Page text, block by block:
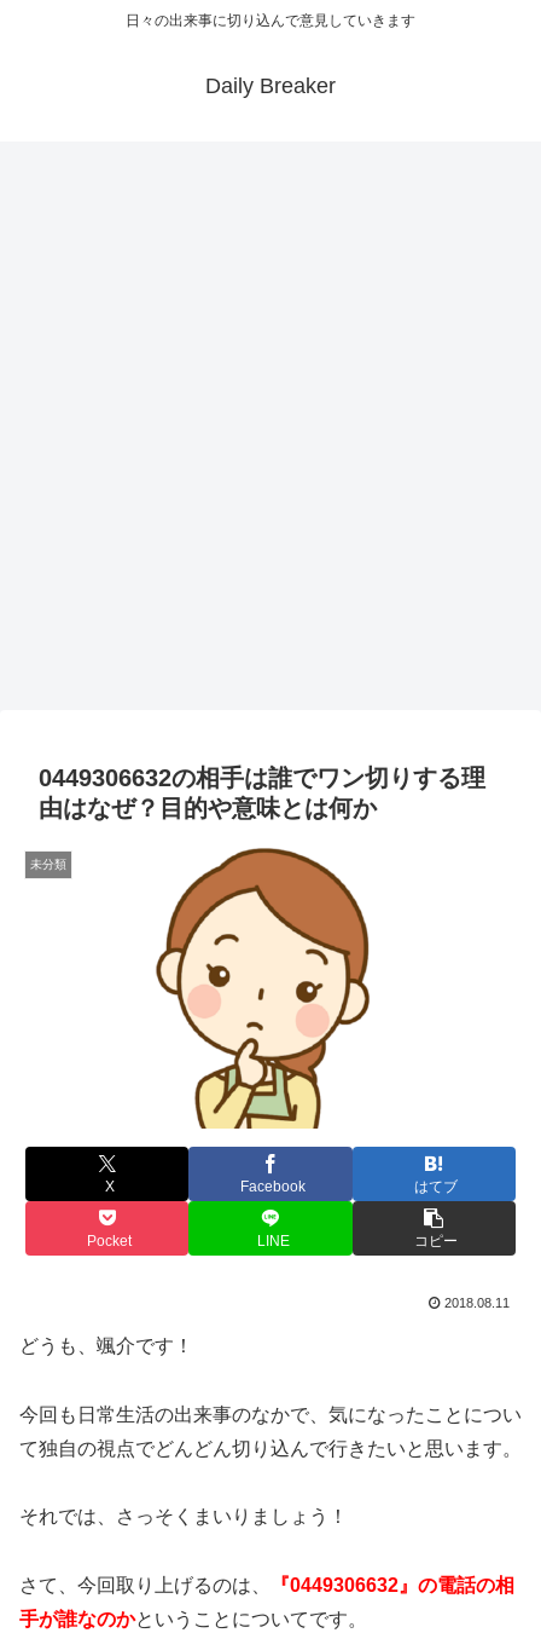
日々の出来事に切り込んで意見していきます
Daily Breaker
0449306632の相手は誰でワン切りする理
由はなぜ？目的や意味とは何か
未分類
X Facebook はてブ
Pocket LINE コピー
2018.08.11
どうも、颯介です！
今回も日常生活の出来事のなかで、気になったことについ
て独自の視点でどんどん切り込んで行きたいと思います。
それでは、さっそくまいりましょう！
さて、今回取り上げるのは、
『0449306632』の電話の相
手が誰なのかということについてです。